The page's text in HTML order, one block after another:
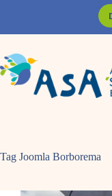
Tag Joomla Borborema